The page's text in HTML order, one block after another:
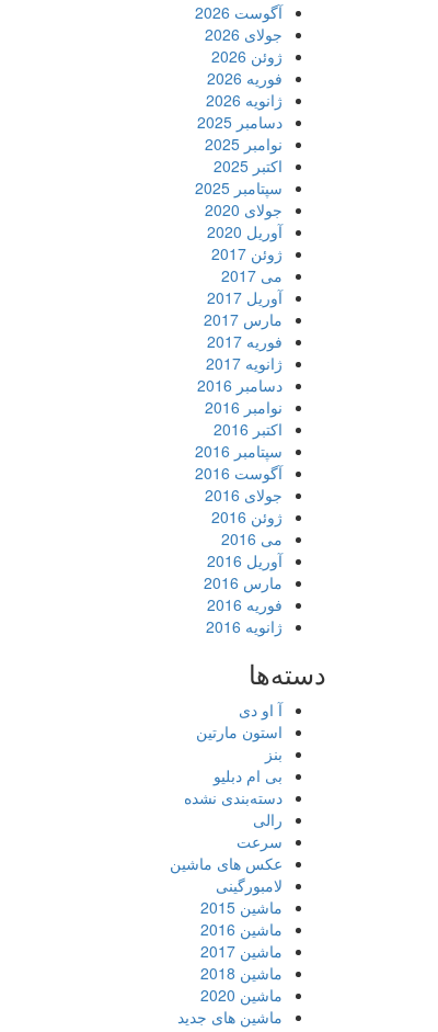
آگوست 2026
جولای 2026
ژوئن 2026
فوریه 2026
ژانویه 2026
دسامبر 2025
نوامبر 2025
اکتبر 2025
سپتامبر 2025
جولای 2020
آوریل 2020
ژوئن 2017
می 2017
آوریل 2017
مارس 2017
فوریه 2017
ژانویه 2017
دسامبر 2016
نوامبر 2016
اکتبر 2016
سپتامبر 2016
آگوست 2016
جولای 2016
ژوئن 2016
می 2016
آوریل 2016
مارس 2016
فوریه 2016
ژانویه 2016
دسته‌ها
آ او دی
استون مارتین
بنز
بی ام دبلیو
دسته‌بندی نشده
رالی
سرعت
عکس های ماشین
لامبورگینی
ماشین 2015
ماشین 2016
ماشین 2017
ماشین 2018
ماشین 2020
ماشین های جدید